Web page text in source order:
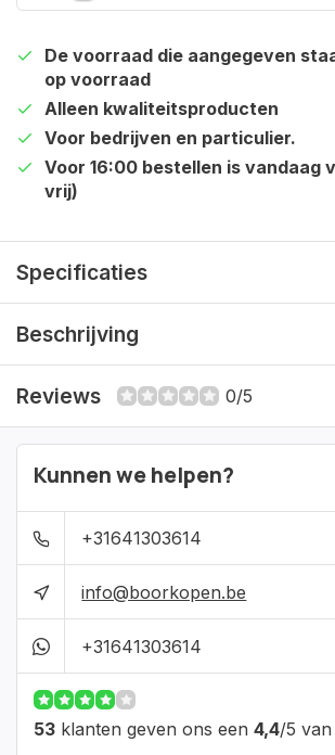
De voorraad die aangegeven
op voorraad
Alleen kwaliteitsproducten
Voor bedrijven en particulier.
Voor 16:00 bestellen is vandaag
vrij)
Specificaties
Beschrijving
Reviews 0/5
Kunnen we helpen?
+31641303614
info@boorkopen.be
+31641303614
53 klanten geven ons een 4,4/5 van